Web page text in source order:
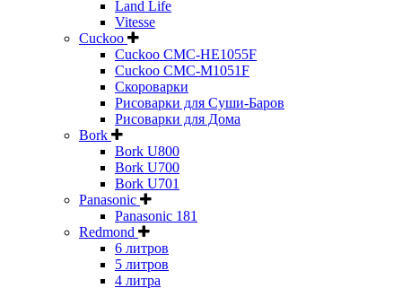
Land Life
Vitesse
Cuckoo
Cuckoo CMC-HE1055F
Cuckoo CMC-M1051F
Скороварки
Рисоварки для Суши-Баров
Рисоварки для Дома
Bork
Bork U800
Bork U700
Bork U701
Panasonic
Panasonic 181
Redmond
6 литров
5 литров
4 литра